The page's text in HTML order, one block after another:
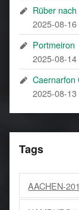
Rüber
2025-08-16
Portmeiron
2025-08-14
Caernarfon
2025-08-13
Tags
AACHEN-